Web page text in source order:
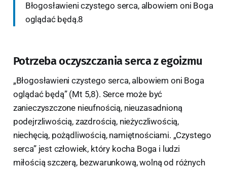
Błogosławieni czystego serca, albowiem oni Boga
oglądać będą.8
Potrzeba oczyszczania serca z egoizmu
„Błogosławieni czystego serca, albowiem oni Boga
oglądać będą” (Mt 5,8). Serce może być
zanieczyszczone nieufnością, nieuzasadnioną
podejrzliwością, zazdrością, nieżyczliwością,
niechęcią, pożądliwością, namiętnościami. „Czystego
serca” jest człowiek, który kocha Boga i ludzi
miłością szczerą, bezwarunkową, wolną od różnych